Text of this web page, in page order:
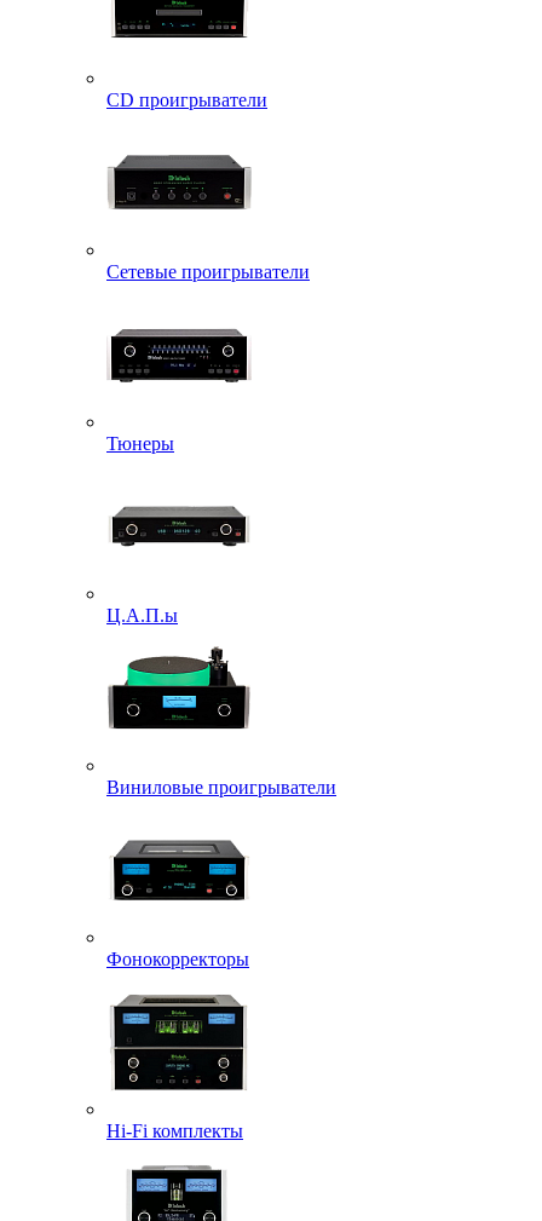
CD проигрыватели
Сетевые проигрыватели
Тюнеры
Ц.А.П.ы
Виниловые проигрыватели
Фонокорректоры
Hi-Fi комплекты